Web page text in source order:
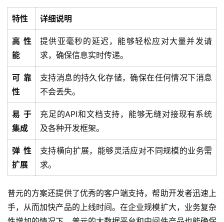
特性 详细说明
高性
能
提供亚毫秒的延迟，能够轻松应对大量并发请
求，确保信息实时传递。
可靠
性
支持消息的持久化存储，确保在任何情况下消息
不会丢失。
易于
集成
充足的API和文档支持，能够无缝对接现有系统
及各种开发框架。
弹性
扩展
支持横向扩展，能够灵活应对不同规模的业务需
求。
普元的方案还提供了优秀的客户端支持，帮助开发者迅速上
手，从而加快产品的上线时间。在企业规模扩大，业务复杂